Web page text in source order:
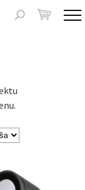
Meklēšanas